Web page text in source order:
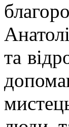
та